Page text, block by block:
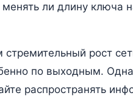
ли длину ключа
рост
по выходным.
распространять